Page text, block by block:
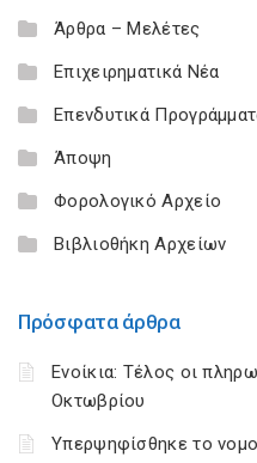
Άρθρα – Μελέτες
Επιχειρηματικά Νέα
Επενδυτικά
Άποψη
Φορολογικό Αρχείο
Βιβλιοθήκη Αρχείων
Πρόσφατα άρθρα
Ενοίκια: Τέλος οι
Οκτωβρίου
Υπερψηφίσθηκε το